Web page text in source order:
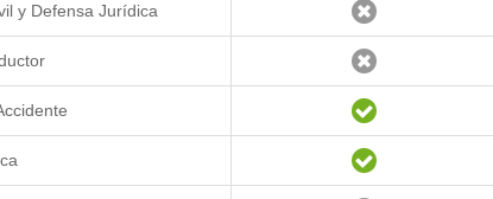
y Defensa Jurídica